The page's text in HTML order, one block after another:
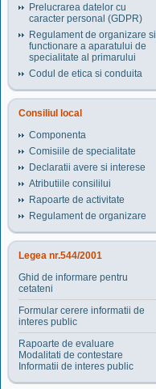
Prelucrarea datelor cu
caracter personal (GDPR)
Regulament de organizare si
functionare a aparatului de
specialitate al primarului
Codul de etica si conduita
Consiliul local
Componenta
Comisiile de specialitate
Declaratii avere si interese
Atributiile consililui
Rapoarte de activitate
Regulament de organizare
Legea nr.544/2001
Ghid de informare pentru
cetateni
Formular cerere informatii de
interes public
Rapoarte de evaluare
Modalitati de contestare
Informatii de interes public